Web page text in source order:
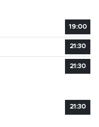
19:00
21:30
21:30
21:30